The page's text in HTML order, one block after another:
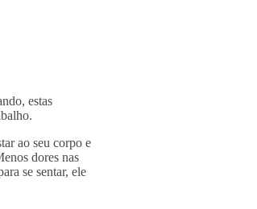
estas
ao seu corpo e
dores nas
se sentar, ele